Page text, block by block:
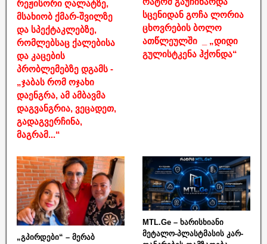
რეჟისორი ღალატზე,
მსახიობ ქმარ-შვილზე
და სპექტაკლებზე,
რომლებსაც ქალებისა
და კაცების
პრობლემებზე დგამს -
„ჯაბას რომ ოჯახი
დაენგრა, ამ ამბავმა
დაგვანგრია, ვეცადეთ,
გადაგვერჩინა,
მაგრამ...“
სცენიდან გოჩა ლორია
ცხოვრების ბოლო
ათწლეულში _ „დიდი
გულისტკენა ჰქონდა“
„გპირდები“ – მერაბ
MTL.Ge – ხარისხიანი
მეტალო-პლასტმასის კარ-